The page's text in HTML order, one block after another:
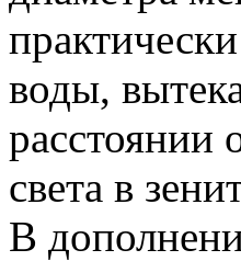
воды,
расстоянии
света в
В